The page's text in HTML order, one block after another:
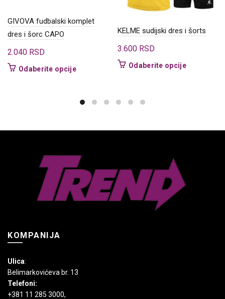
GIVOVA fudbalski komplet
dres i šorc CAPO
2.040 RSD
Odaberite opcijeOvaj
više
izabrane
na
stranici
proizvoda.
KELME sudijski dres i šorts
3.600 RSD
Odaberite opcijeOvaj
mogu
proizvoda.
KOMPANIJA
Ulica:
Belimarkovićeva br. 13
Telefoni:
+381 11 285 3000,